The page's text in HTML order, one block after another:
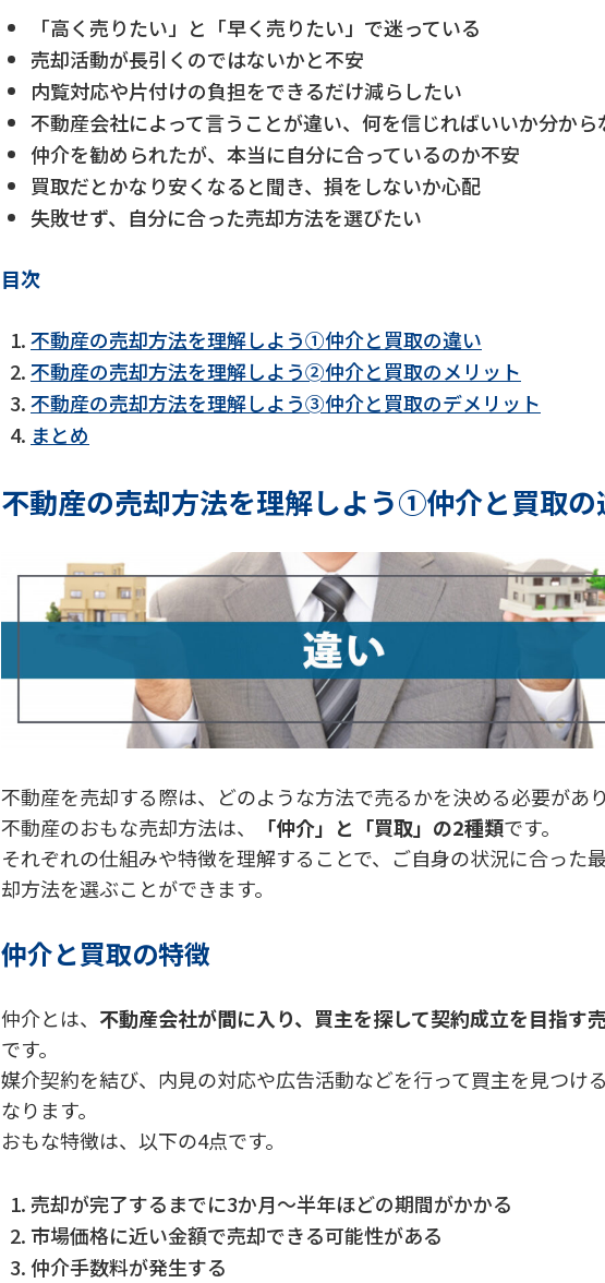
「高く売りたい」と「早く売りたい」で迷っている
売却活動が長引くのではないかと不安
内覧対応や片付けの負担をできるだけ減らしたい
不動産会社によって言うことが違い、何を信じればいいか分から
仲介を勧められたが、本当に自分に合っているのか不安
買取だとかなり安くなると聞き、損をしないか心配
失敗せず、自分に合った売却方法を選びたい
目次
不動産の売却方法を理解しよう①仲介と買取の違い
不動産の売却方法を理解しよう➁仲介と買取のメリット
不動産の売却方法を理解しよう➂仲介と買取のデメリット
まとめ
不動産の売却方法を理解しよう①仲介と買取の
不動産を売却する際は、どのような方法で売るかを決める必要があ
不動産のおもな売却方法は、
「仲介」と「買取」の2種類です。
それぞれの仕組みや特徴を理解することで、ご自身の状況に合った
却方法を選ぶことができます。
仲介と買取の特徴
仲介とは、 不動産会社が間に入り、買主を探して契約成立を目指す
です。
媒介契約を結び、内見の対応や広告活動などを行って買主を見つけ
なります。
おもな特徴は、以下の4点です。
売却が完了するまでに3か月～半年ほどの期間がかかる
市場価格に近い金額で売却できる可能性がある
仲介手数料が発生する